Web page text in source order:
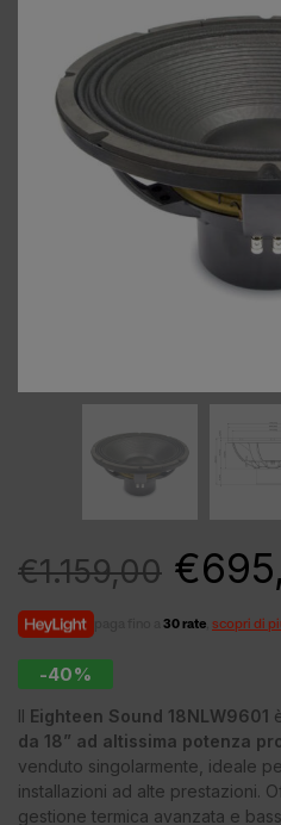
€1.159,00 €
30 rate scopri di
-40%
Il Eighteen Sound 18NLW9601
da 18” ad altissima potenza
venduto singolarmente, ideale
installazioni ad alte prestazioni.
gestione termica avanzata e